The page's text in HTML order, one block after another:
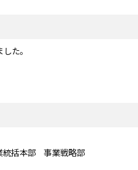
た。
統括本部 事業戦略部